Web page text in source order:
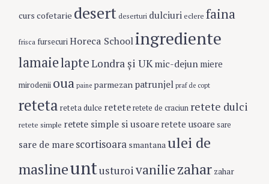
curs cofetarie desert deserturi dulciuri eclere faina
frisca fursecuriHoreca Schoolingrediente
lamaielapteLondra şi UKmic-dejun miere
mirodenii oua paine parmezan patrunjel praf de copt
reteta reteta dulce reteteretete de craciun retete dulci
retete simple retete simple si usoare retete usoare sare
sare de mare scortisoara smantanaulei de
maslineuntusturoivaniliezahar zahar